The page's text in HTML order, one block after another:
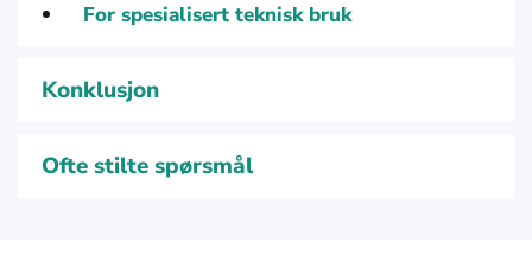
For spesialisert teknisk bruk
Konklusjon
Ofte stilte spørsmål